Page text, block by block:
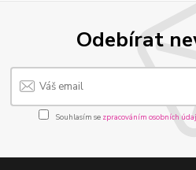
Odebírat
Souhlasím se zpracováním osobních